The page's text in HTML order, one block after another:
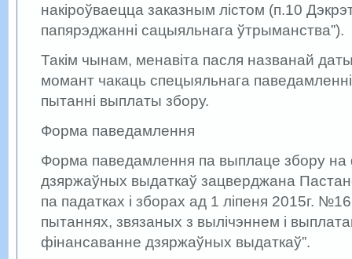
накіроўваецца заказным лістом (п.10
папярэджанні сацыяльнага ўтрыманства”).
Такім чынам, менавіта пасля названай
момант чакаць спецыяльнага паведамленні
пытанні выплаты збору.
Форма паведамлення
Форма паведамлення па выплаце збору на
дзяржаўных выдаткаў зацверджана
па падатках і зборах ад 1 лiпеня 2015г.
пытаннях, звязаных з вылічэннем і
фінансаванне дзяржаўных выдаткаў”.